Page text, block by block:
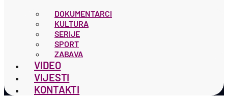
DOKUMENTARCI
KULTURA
SERIJE
SPORT
ZABAVA
VIDEO
VIJESTI
KONTAKTI